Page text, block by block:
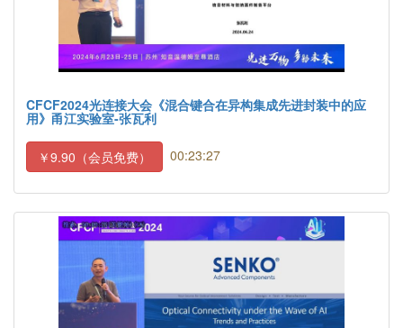
CFCF2024光连接大会《混合键合在异构集成先进封装中的应
用》甬江实验室-张瓦利
￥9.90（会员免费） 00:23:27